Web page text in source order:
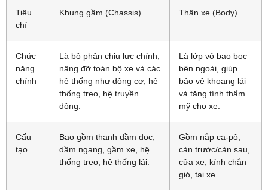
Tiêu
chí
Khung gầm (Chassis) Thân xe (Body)
Chức
năng
chính
Là bộ phận chịu lực chính,
nâng đỡ toàn bộ xe và các
hệ thống như động cơ, hệ
thống treo, hệ truyền
động.
Là lớp vỏ bao bọc
bên ngoài, giúp
bảo vệ khoang lái
và tăng tính thẩm
mỹ cho xe.
Cấu
tạo
Bao gồm thanh dầm dọc,
dầm ngang, gầm xe, hệ
thống treo, hệ thống lái.
Gồm nắp ca-pô,
cản trước/cản sau,
cửa xe, kính chắn
gió, tai xe.